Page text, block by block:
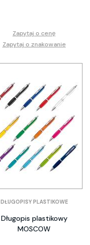
Zapytaj o cenę
Zapytaj o znakowanie
DŁUGOPISY PLASTIKOWE
Długopis plastikowy
MOSCOW